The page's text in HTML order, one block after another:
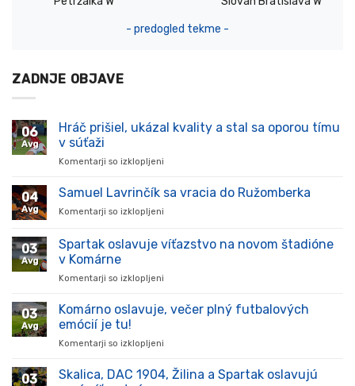
- predogled tekme -
ZADNJE OBJAVE
06
Avg
Hráč prišiel, ukázal kvality a stal sa oporou tímu
v súťaži
Komentarji so izklopljeni
prišiel,
stal
súťaži
04
Avg
Samuel Lavrinčík sa vracia do Ružomberka
Komentarji so izklopljeni
Lavrinčík
03
Avg
Spartak oslavuje víťazstvo na novom štadióne
v Komárne
Komentarji so izklopljeni
oslavuje
v
03
Avg
Komárno oslavuje, večer plný futbalových
emócií je tu!
Komentarji so izklopljeni
oslavuje,
03
Skalica, DAC 1904, Žilina a Spartak oslavujú